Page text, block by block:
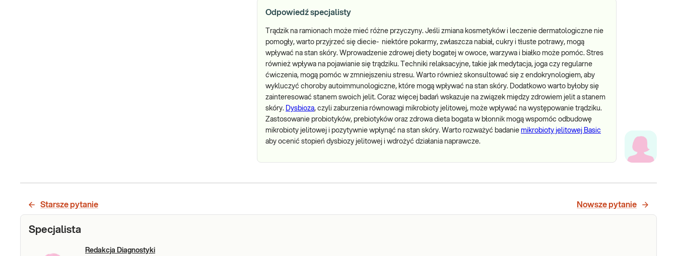
Odpowiedź specjalisty
Trądzik na ramionach może mieć różne przyczyny. Jeśli zmiana kosmetyków i leczenie dermatologiczne nie
pomogły, warto przyjrzeć się diecie- niektóre pokarmy, zwłaszcza nabiał, cukry i tłuste potrawy, mogą
wpływać na stan skóry. Wprowadzenie zdrowej diety bogatej w owoce, warzywa i białko może pomóc. Stres
również wpływa na pojawianie się trądziku. Techniki relaksacyjne, takie jak medytacja, joga czy regularne
ćwiczenia, mogą pomóc w zmniejszeniu stresu. Warto również skonsultować się z endokrynologiem, aby
wykluczyć choroby autoimmunologiczne, które mogą wpływać na stan skóry. Dodatkowo warto byłoby się
zainteresować stanem swoich jelit. Coraz więcej badań wskazuje na związek między zdrowiem jelit a stanem
skóry. Dysbioza, czyli zaburzenia równowagi mikrobioty jelitowej, może wpływać na występowanie trądziku.
Zastosowanie probiotyków, prebiotyków oraz zdrowa dieta bogata w błonnik mogą wspomóc odbudowę
mikrobioty jelitowej i pozytywnie wpłynąć na stan skóry. Warto rozważyć badanie mikrobioty jelitowej Basic
aby ocenić stopień dysbiozy jelitowej i wdrożyć działania naprawcze.
Starsze pytanie Nowsze pytanie
Specjalista
Redakcja Diagnostyki